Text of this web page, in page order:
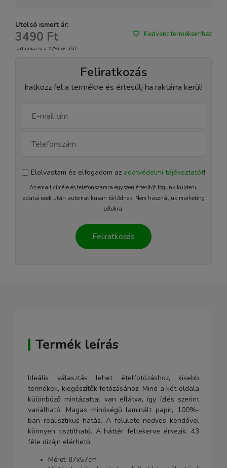
Utolsó ismert ár:
3490 Ft
tartalmazza a 27%-os áfát
Kedvenc termékeimhez
Feliratkozás
Iratkozz fel a termékre és értesülj ha raktárra kerül!
Elolvastam és elfogadom az adatvédelmi tájékoztatót!
Az email címére és telefonszámra egyszeri értesítőt fogunk küldeni,
adatai ezek után automatikusan törlődnek. Nem használjuk marketing
célokra.
Feliratkozás
Termék leírás
Ideális választás lehet ételfotózáshoz, kisebb
termékek, kiegészítők fotózásához. Mind a két oldala
különböző mintázattal van ellátva, így ízlés szerint
variálható. Magas minőségű laminált papír, 100%-
ban realisztikus hatás. A felülete nedves kendővel
könnyen tisztítható. A háttér feltekerve érkezik. 43
féle dizájn elérhető.
Méret: 87x57cm